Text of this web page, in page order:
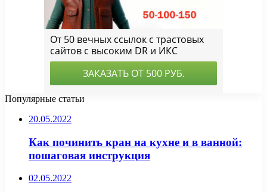
Популярные статьи
20.05.2022
Как починить кран на кухне и в ванной:
пошаговая инструкция
02.05.2022